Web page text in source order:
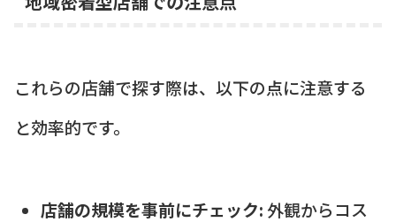
これらの店舗で探す際は、以下の点に注意する
と効率的です。
店舗の規模を事前にチェック:外観からコス